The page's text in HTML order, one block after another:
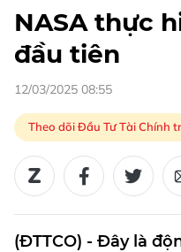
NASA thực
đầu tiên
12/03/2025 08:55
Theo dõi Đầu Tư Tài Chính
(ĐTTCO) - Đây là